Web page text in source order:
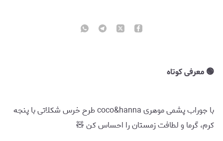
🟢 معرفی کوتاه
با جوراب پشمی موهری coco&hanna طرح خرس شکلاتی با پنجه
کرم، گرما و لطافت زمستان را احساس کن 🧸